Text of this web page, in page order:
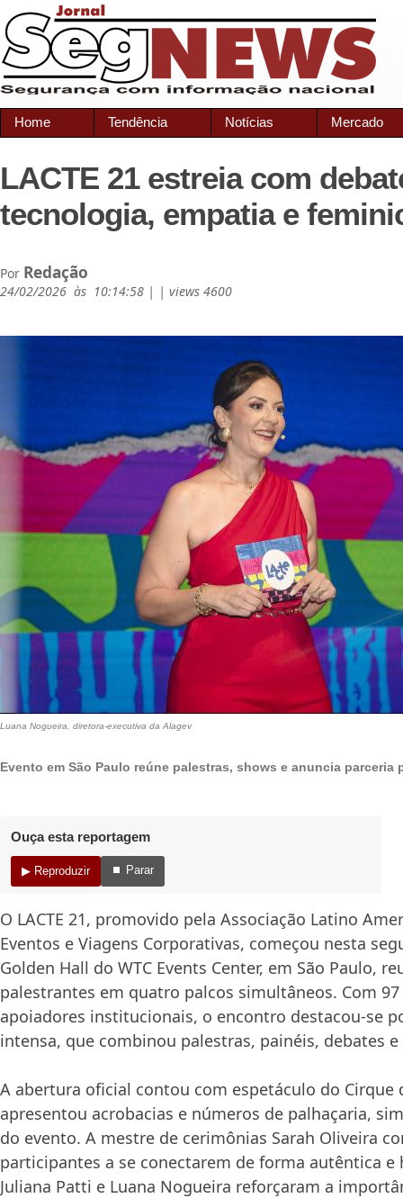
Home Tendência Notícias Mercado
LACTE 21 estreia com
tecnologia, empatia e
Por Redação
24/02/2026 às 10:14:58 | | views 4600
Luana Nogueira, diretora-executiva da Alagev
Evento em São Paulo reúne palestras, shows e anuncia parceria
Ouça esta reportagem
▶ Reproduzir ⏹ Parar
O LACTE 21, promovido pela Associação Latino
Eventos e Viagens Corporativas, começou nesta
Golden Hall do WTC Events Center, em São Paulo,
palestrantes em quatro palcos simultâneos. Com
apoiadores institucionais, o encontro destacou-se
intensa, que combinou palestras, painéis, debates
A abertura oficial contou com espetáculo do Cirque
apresentou acrobacias e números de palhaçaria,
do evento. A mestre de cerimônias Sarah Oliveira
participantes a se conectarem de forma autêntica e
Juliana Patti e Luana Nogueira reforçaram a